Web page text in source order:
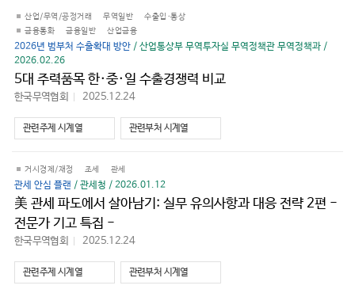
산업/무역/공정거래 무역일반
수출입·통상
금융통화
금융일반 산업금융
2026년 범부처 수출확대 방안 / 산업통상부 무역투자실 무역정책관 무역정책과 /
2026.02.26
5대 주력품목 한·중·일 수출경쟁력 비교
한국무역협회 2025.12.24
가
기
관련주제 시계열 관련부처 시계열
거시경제/재정 조세 관세
관세 안심 플랜 / 관세청 / 2026.01.12
美 관세 파도에서 살아남기: 실무 유의사항과 대응 전략 2편 -
전문가 기고 특집 -
한국무역협회 2025.12.24
가
기
관련주제 시계열 관련부처 시계열